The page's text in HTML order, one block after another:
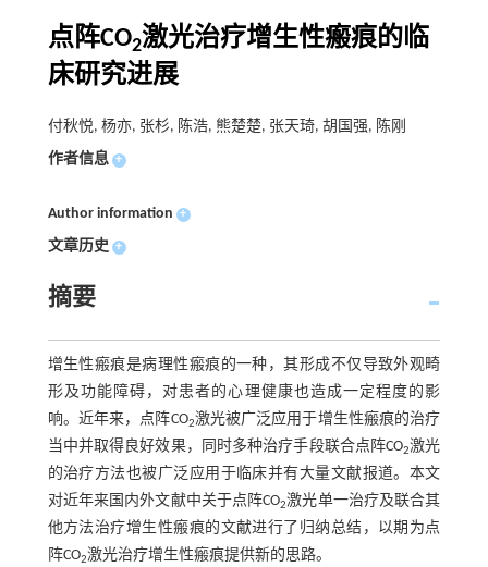
点阵CO2激光治疗增生性瘢痕的临
床研究进展
付秋悦, 杨亦, 张杉, 陈浩, 熊楚楚, 张天琦, 胡国强, 陈刚
作者信息 +
Author information +
文章历史 +
摘要
增生性瘢痕是病理性瘢痕的一种，其形成不仅导致外观畸
形及功能障碍，对患者的心理健康也造成一定程度的影
响。近年来，点阵CO2激光被广泛应用于增生性瘢痕的治疗
当中并取得良好效果，同时多种治疗手段联合点阵CO2激光
的治疗方法也被广泛应用于临床并有大量文献报道。本文
对近年来国内外文献中关于点阵CO2激光单一治疗及联合其
他方法治疗增生性瘢痕的文献进行了归纳总结，以期为点
阵CO2激光治疗增生性瘢痕提供新的思路。